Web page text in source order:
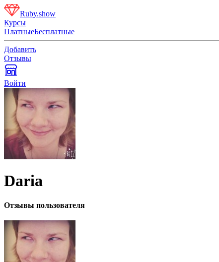
Ruby.show
Курсы
ПлатныеБесплатные
Добавить
Отзывы
Войти
Daria
Отзывы пользователя